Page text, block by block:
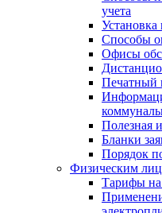
учета
Установка
Способы
Офисы
Печатный
Полезная
Бланки
Порядок
Физическим
Тарифы на